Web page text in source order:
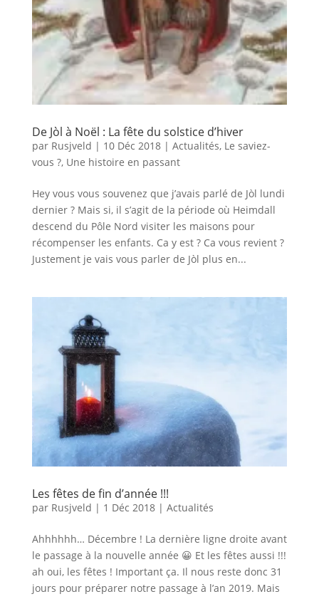
De Jòl à Noël : La fête du solstice d’hiver
par Rusjveld | 10 Déc 2018| Actualités, Le saviez-
vous ?, Une histoire en passant
Hey vous vous souvenez que j’avais parlé de Jòl lundi
dernier ? Mais si, il s’agit de la période où Heimdall
descend du Pôle Nord visiter les maisons pour
récompenser les enfants. Ca y est ? Ca vous revient ?
Justement je vais vous parler de Jòl plus en...
Les fêtes de fin d’année !!!
par Rusjveld | 1 Déc 2018| Actualités
Ahhhhhh… Décembre ! La dernière ligne droite avant
le passage à la nouvelle année 😀 Et les fêtes aussi !!!
ah oui, les fêtes ! Important ça. Il nous reste donc 31
jours pour préparer notre passage à l’an 2019. Mais